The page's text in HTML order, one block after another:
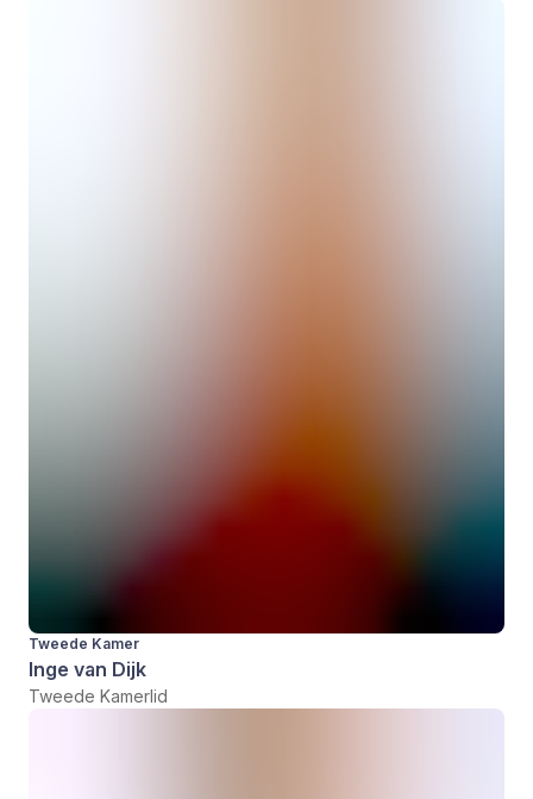
Tweede Kamer
Inge van Dijk
Tweede Kamerlid